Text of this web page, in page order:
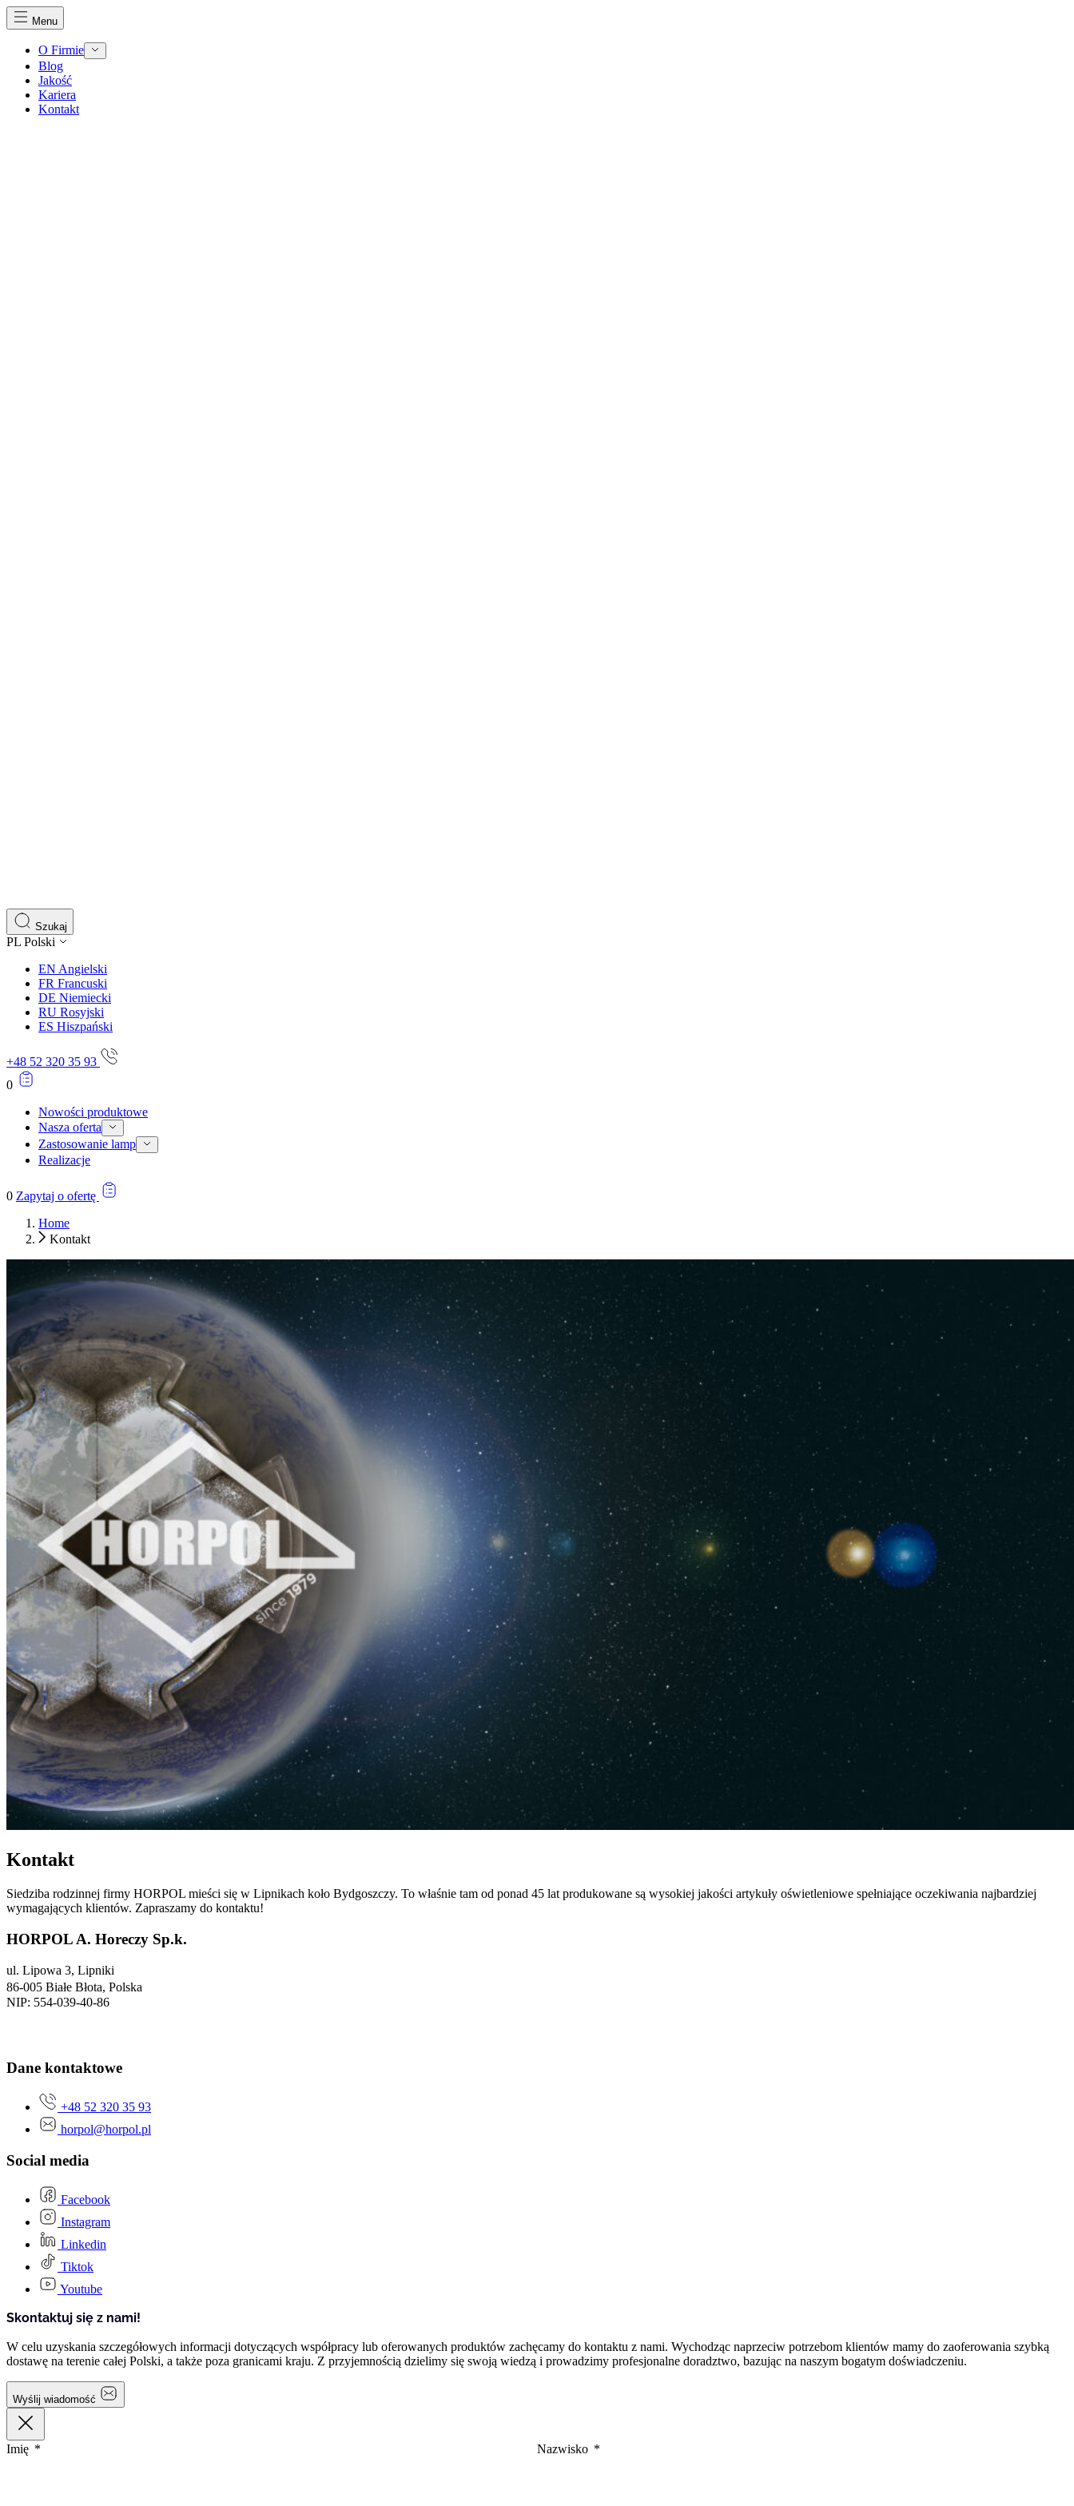
Menu
O Firmie
Blog
Jakość
Kariera
Kontakt
Szukaj
PL Polski
EN Angielski
FR Francuski
DE Niemiecki
RU Rosyjski
ES Hiszpański
+48 52 320 35 93
0
Nowości produktowe
Nasza oferta
Zastosowanie lamp
Realizacje
0 Zapytaj o ofertę
Home
Kontakt
Kontakt
Siedziba rodzinnej firmy HORPOL mieści się w Lipnikach koło Bydgoszczy. To właśnie tam od ponad 45 lat produkowane są wysokiej jakości artykuły oświetleniowe spełniające oczekiwania najbardziej
wymagających klientów. Zapraszamy do kontaktu!
HORPOL A. Horeczy Sp.k.
ul. Lipowa 3, Lipniki
86-005 Białe Błota, Polska
NIP: 554-039-40-86
Dane kontaktowe
+48 52 320 35 93
horpol@horpol.pl
Social media
Facebook
Instagram
Linkedin
Tiktok
Youtube
Skontaktuj się z nami!
W celu uzyskania szczegółowych informacji dotyczących współpracy lub oferowanych produktów zachęcamy do kontaktu z nami. Wychodząc naprzeciw potrzebom klientów mamy do zaoferowania szybką
dostawę na terenie całej Polski, a także poza granicami kraju. Z przyjemnością dzielimy się swoją wiedzą i prowadzimy profesjonalne doradztwo, bazując na naszym bogatym doświadczeniu.
Wyślij wiadomość
Imię Nazwisko
Wykorzystujemy pliki cookie do spersonalizowania treści i reklam, aby oferować funkcje społecznościowe i analizować ruch w naszej
witrynie. Informacje o tym, jak korzystasz z naszej witryny, udostępniamy partnerom społecznościowym, reklamowym i analitycznym.
Partnerzy mogą połączyć te informacje z innymi danymi otrzymanymi od Ciebie lub uzyskanymi podczas korzystania z ich usług.
Niezbędne
Niezbędne pliki cookie mają kluczowe znaczenie dla podstawowych funkcji witryny i witryna nie będzie działać w zamierzony sposób bez
nich. Te pliki cookie nie przechowują żadnych danych umożliwiających identyfikację osoby.
Preferencje
Pliki cookie dotyczące preferencji umożliwiają stronie zapamiętanie informacji, które zmieniają wygląd lub funkcjonowanie strony, np.
preferowany język lub region, w którym znajduje się użytkownik.
Statystyka
Marketing